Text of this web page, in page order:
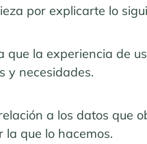
por explicarte lo
que la experiencia de
y necesidades.
a los datos que
que lo hacemos.